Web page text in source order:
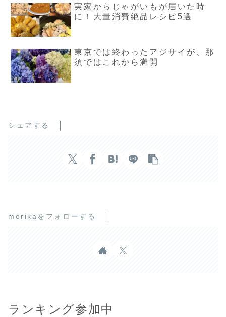
実家からじゃがいもが届いた時
に！大量消費絶品レシピ5選
東京では終わったアジサイが、那
須ではこれから満開
シェアする
morikaをフォローする
ランキング参加中